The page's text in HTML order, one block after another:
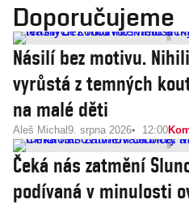
Doporučujeme
Násilí bez motivu.
vyrůstá z temných
na malé děti
Aleš Michal 9. srpna 2026 12:00
Čeká nás zatmění
podívaná v minulosti